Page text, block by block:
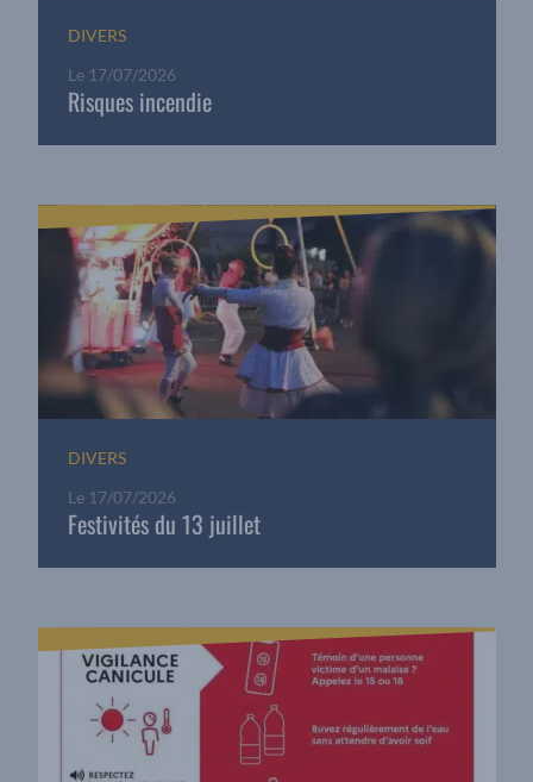
DIVERS
Le 17/07/2026
Risques incendie
DIVERS
Le 17/07/2026
Festivités du 13 juillet